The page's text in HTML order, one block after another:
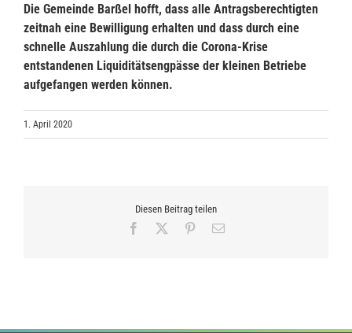
Die Gemeinde Barßel hofft, dass alle Antragsberechtigten
zeitnah eine Bewilligung erhalten und dass durch eine
schnelle Auszahlung die durch die Corona-Krise
entstandenen Liquiditätsengpässe der kleinen Betriebe
aufgefangen werden können.
1. April 2020
Diesen Beitrag teilen
Facebook Pinterest
E-